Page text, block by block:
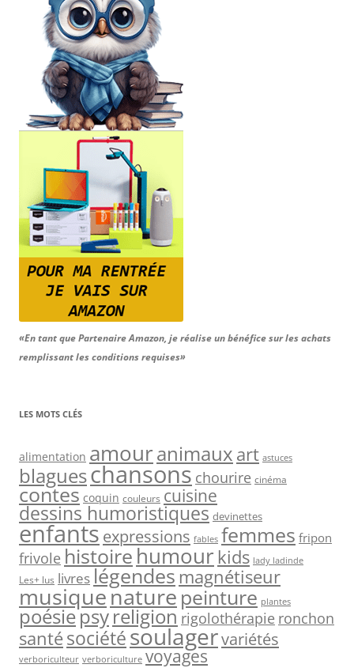
«En tant que Partenaire Amazon, je réalise un bénéfice sur les achats
remplissant les conditions requises»
LES MOTS CLÉS
alimentation amouranimaux art astuces
blagueschansons chourire cinéma
contes coquin couleurs cuisine
dessins humoristiques devinettes
enfantsexpressions fables femmes fripon
frivole histoire humour kids lady ladinde
Les+ lus livreslégendes magnétiseur
musiquenature peinture plantes
poésiepsyreligion rigolothérapie ronchon
santésociétésoulagervariétés
verboriculteur verboriculture voyages